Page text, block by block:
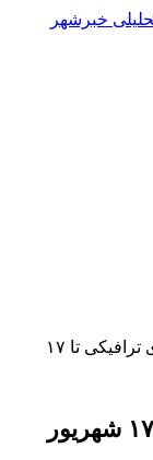
جزییات محدودیت‌های ترافیکی تا ۱۷